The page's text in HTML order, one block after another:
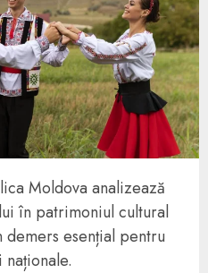
Moldova analizează
în patrimoniul cultural
esențial pentru